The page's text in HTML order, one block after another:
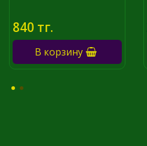
840 тг.
В корзину